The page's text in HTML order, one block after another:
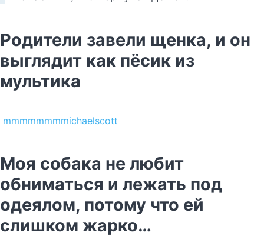
Родители завели щенка, и он
выглядит как пёсик из
мультика
mmmmmmmmichaelscott
Моя собака не любит
обниматься и лежать под
одеялом, потому что ей
слишком жарко…